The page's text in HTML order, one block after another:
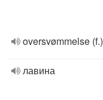
oversvømmelse (f.)
лавина